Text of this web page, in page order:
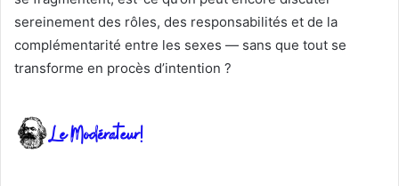
sereinement des rôles, des responsabilités et de la
complémentarité entre les sexes — sans que tout se
transforme en procès d’intention ?